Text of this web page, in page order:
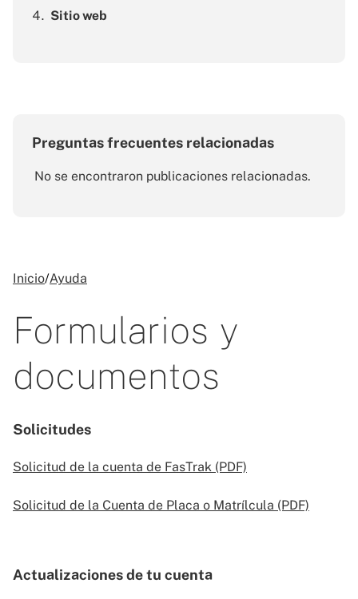
Inicio/Ayuda
Formularios y
documentos
Solicitudes
Solicitud de la cuenta de FasTrak (PDF)
Solicitud de la Cuenta de Placa o Matrílcula (PDF)
Actualizaciones de tu cuenta
Sitio web
Preguntas frecuentes relacionadas
No se encontraron publicaciones relacionadas.